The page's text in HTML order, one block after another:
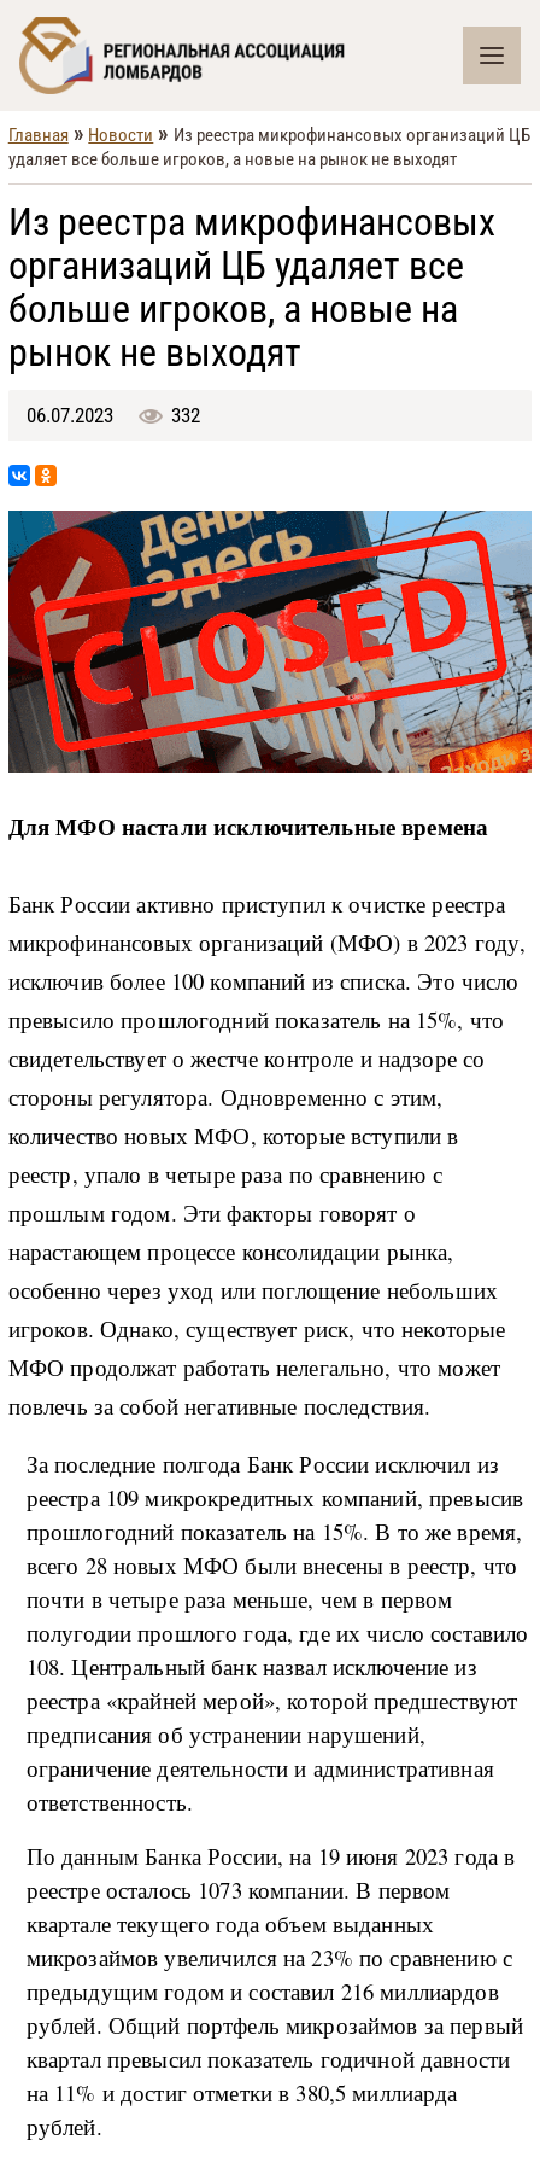
Главная » Новости » Из реестра микрофинансовых организаций ЦБ
удаляет все больше игроков, а новые на рынок не выходят
Из реестра микрофинансовых
организаций ЦБ удаляет все
больше игроков, а новые на
рынок не выходят
06.07.2023 332
Для МФО настали исключительные времена
Банк России активно приступил к очистке реестра
микрофинансовых организаций (МФО) в 2023 году,
исключив более 100 компаний из списка. Это число
превысило прошлогодний показатель на 15%, что
свидетельствует о жестче контроле и надзоре со
стороны регулятора. Одновременно с этим,
количество новых МФО, которые вступили в
реестр, упало в четыре раза по сравнению с
прошлым годом. Эти факторы говорят о
нарастающем процессе консолидации рынка,
особенно через уход или поглощение небольших
игроков. Однако, существует риск, что некоторые
МФО продолжат работать нелегально, что может
повлечь за собой негативные последствия.
За последние полгода Банк России исключил из
реестра 109 микрокредитных компаний, превысив
прошлогодний показатель на 15%. В то же время,
всего 28 новых МФО были внесены в реестр, что
почти в четыре раза меньше, чем в первом
полугодии прошлого года, где их число составило
108. Центральный банк назвал исключение из
реестра «крайней мерой», которой предшествуют
предписания об устранении нарушений,
ограничение деятельности и административная
ответственность.
По данным Банка России, на 19 июня 2023 года в
реестре осталось 1073 компании. В первом
квартале текущего года объем выданных
микрозаймов увеличился на 23% по сравнению с
предыдущим годом и составил 216 миллиардов
рублей. Общий портфель микрозаймов за первый
квартал превысил показатель годичной давности
на 11% и достиг отметки в 380,5 миллиарда
рублей.